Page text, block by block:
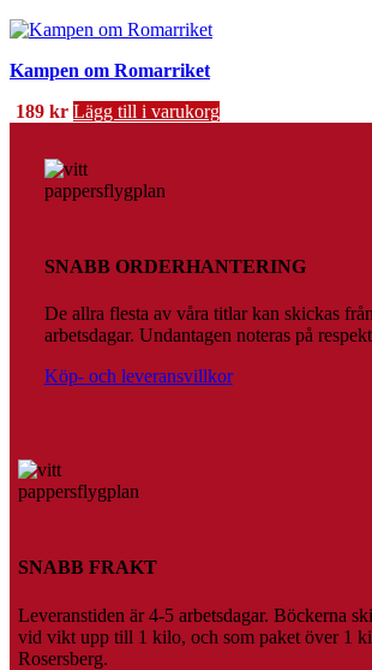
Kampen om Romarriket
189 kr Lägg till i varukorg
SNABB ORDERHANTERING
De allra flesta av våra titlar kan skickas
arbetsdagar. Undantagen noteras på
Köp- och leveransvillkor
SNABB FRAKT
Leveranstiden är 4-5 arbetsdagar. Böckerna
vid vikt upp till 1 kilo, och som paket över 1
Rosersberg.